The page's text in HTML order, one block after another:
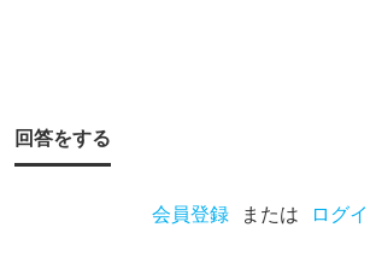
魚
回答をする
会員登録 または ログ